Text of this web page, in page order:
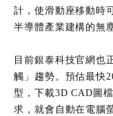
計，使滑動座移動時
半導體產業建構的無
目前銀泰科技官網也
觸」趨勢。預估最快
型，下載3D CAD圖
求，就會自動在電腦